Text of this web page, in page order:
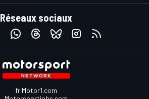
Réseaux sociaux
fr.Motor1.com